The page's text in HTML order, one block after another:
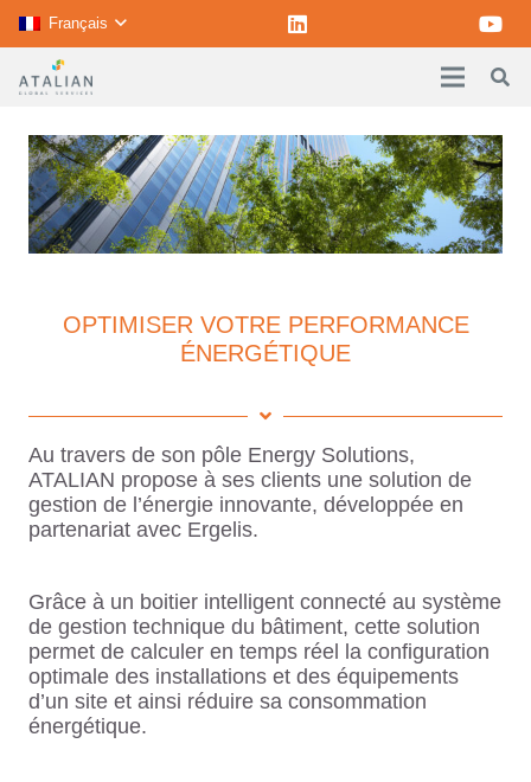
Français
OPTIMISER VOTRE PERFORMANCE
ÉNERGÉTIQUE
Au travers de son pôle Energy Solutions,
ATALIAN propose à ses clients une solution de
gestion de l’énergie innovante, développée en
partenariat avec Ergelis.
Grâce à un boitier intelligent connecté au système
de gestion technique du bâtiment, cette solution
permet de calculer en temps réel la configuration
optimale des installations et des équipements
d’un site et ainsi réduire sa consommation
énergétique.